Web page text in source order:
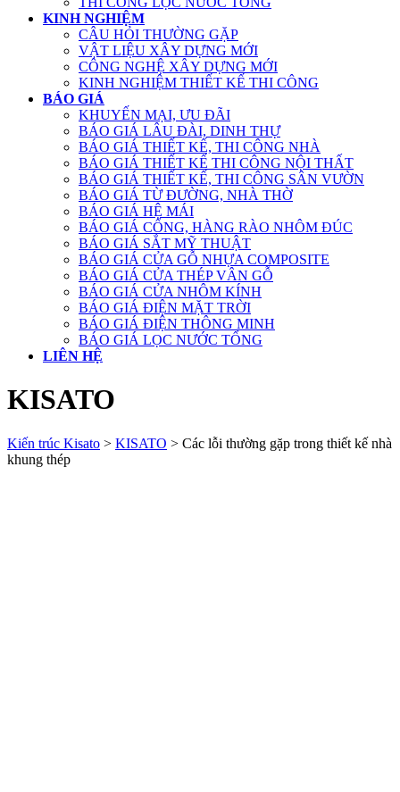
KINH NGHIỆM
CÂU HỎI THƯỜNG GẶP
VẬT LIỆU XÂY DỰNG MỚI
CÔNG NGHỆ XÂY DỰNG MỚI
KINH NGHIỆM THIẾT KẾ THI CÔNG
BÁO GIÁ
KHUYẾN MẠI, ƯU ĐÃI
BÁO GIÁ LÂU ĐÀI, DINH THỰ
BÁO GIÁ THIẾT KẾ, THI CÔNG NHÀ
BÁO GIÁ THIẾT KẾ THI CÔNG NỘI THẤT
BÁO GIÁ THIẾT KẾ, THI CÔNG SÂN VƯỜN
BÁO GIÁ TỪ ĐƯỜNG, NHÀ THỜ
BÁO GIÁ HỆ MÁI
BÁO GIÁ CỔNG, HÀNG RÀO NHÔM ĐÚC
BÁO GIÁ SẮT MỸ THUẬT
BÁO GIÁ CỬA GỖ NHỰA COMPOSITE
BÁO GIÁ CỬA THÉP VÂN GỖ
BÁO GIÁ CỬA NHÔM KÍNH
BÁO GIÁ ĐIỆN MẶT TRỜI
BÁO GIÁ ĐIỆN THÔNG MINH
BÁO GIÁ LỌC NƯỚC TỔNG
LIÊN HỆ
KISATO
Kiến trúc Kisato > KISATO > Các lỗi thường gặp trong thiết kế nhà
khung thép